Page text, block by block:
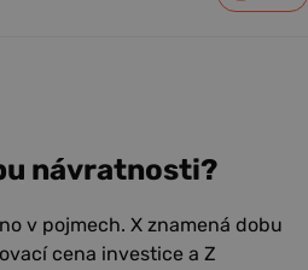
návratnosti?
v pojmech. X znamená dobu
cena investice a Z